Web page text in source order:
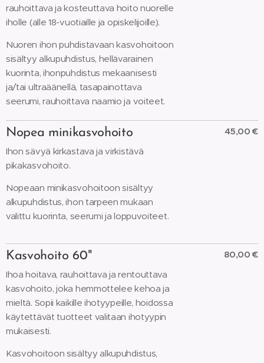
rauhoittava ja kosteuttava hoito nuorelle
iholle (alle 18-vuotiaille ja opiskelijoille).
Nuoren ihon puhdistavaan kasvohoitoon
sisältyy alkupuhdistus, hellävarainen
kuorinta, ihonpuhdistus mekaanisesti
ja/tai ultraäänellä, tasapainottava
seerumi, rauhoittava naamio ja voiteet.
Nopea minikasvohoito
Ihon sävyä kirkastava ja virkistävä
pikakasvohoito.
Nopeaan minikasvohoitoon sisältyy
alkupuhdistus, ihon tarpeen mukaan
valittu kuorinta, seerumi ja loppuvoiteet.
45,00 €
Kasvohoito 60"
Ihoa hoitava, rauhoittava ja rentouttava
kasvohoito, joka hemmottelee kehoa ja
mieltä. Sopii kaikille ihotyypeille, hoidossa
käytettävät tuotteet valitaan ihotyypin
mukaisesti.
Kasvohoitoon sisältyy alkupuhdistus,
80,00 €